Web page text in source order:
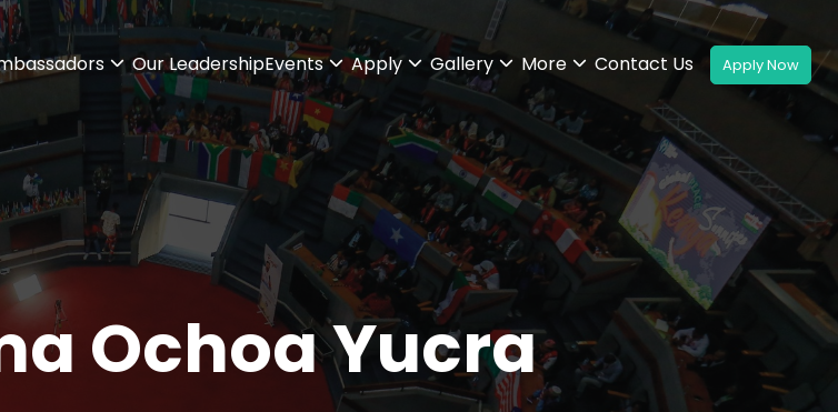
Our LeadershipEvents Apply Gallery More Contact Us
Ochoa Yucra